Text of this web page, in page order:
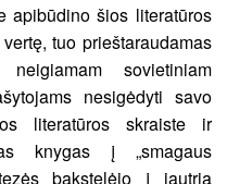
apibūdino šios literatūros
tuo prieštaraudamas
neigiamam sovietiniam
nesigėdyti savo
literatūros skraiste ir
knygas į „smagaus
bakstelėjo į jautrią